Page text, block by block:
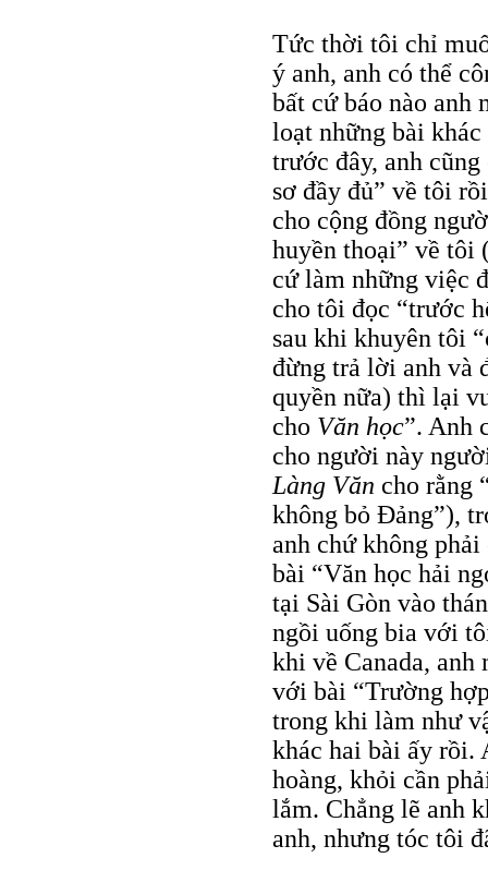
Tức thời tôi chỉ
ý anh, anh có thể
bất cứ báo nào anh
loạt những bài
trước đây, anh
sơ đầy đủ” về tôi
cho cộng đồng
huyền thoại” về
cứ làm những việc
cho tôi đọc “trước
sau khi khuyên tôi
đừng trả lời anh và
quyền nữa) thì lại
cho Văn học”. Anh
cho người này
Làng Văn cho rằng
không bỏ Đảng”),
anh chứ không
bài “Văn học hải
tại Sài Gòn vào
ngồi uống bia với
khi về Canada,
với bài “Trường
trong khi làm như
khác hai bài ấy rồi.
hoàng, khỏi cần
lắm. Chẳng lẽ anh
anh, nhưng tóc tôi